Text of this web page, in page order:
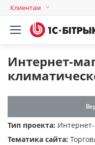
Клиентам
Интернет-
Тип проекта:
Тематика сайта: